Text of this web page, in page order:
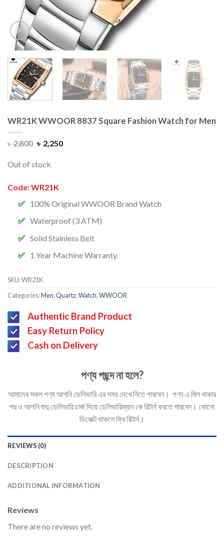
WR21K WWOOR 8837 Square Fashion Watch for Men
৳2,800 ৳ 2,250
Out of stock
Code: WR21K
100% Original WWOOR Brand Watch
Waterproof (3 ATM)
Solid Stainless Belt
1 Year Machine Warranty.
SKU:WR21K
Categories:Men,Quartz,Watch,WWOOR
Authentic Brand Product
Easy Return Policy
Cash on Delivery
পণ্য পছন্দ না হলে?
আমাদের সকল পণ্য আপনি ডেলিভারি এর সময় দেখে নিতে পারবেন। পণ্য এ মিল থাকার
পর ও আপনি শুদু ডেলিভারি চার্জ দিয়ে ডেলিভারিম্যান কে রিটার্ন করতে পারবেন। কোনো
ডিফেক্ট থাকলে ফ্রি রিটার্ন।
REVIEWS (0)
DESCRIPTION
ADDITIONAL INFORMATION
Reviews
There are no reviews yet.